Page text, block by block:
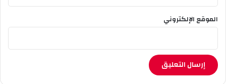
ط
ي
ة
الموقع الإلكتروني